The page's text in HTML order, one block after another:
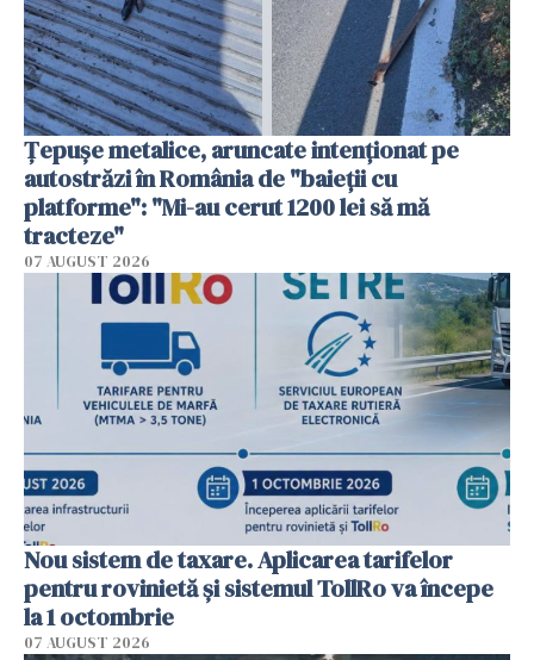
Țepușe metalice, aruncate intenționat pe
autostrăzi în România de "baieții cu
platforme": "Mi-au cerut 1200 lei să mă
tracteze"
07 AUGUST 2026
Nou sistem de taxare. Aplicarea tarifelor
pentru rovinietă şi sistemul TollRo va începe
la 1 octombrie
07 AUGUST 2026